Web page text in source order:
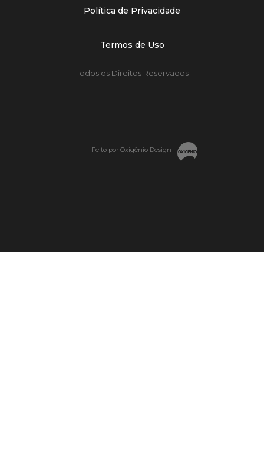
Política de Privacidade
Termos de Uso
Todos os Direitos Reservados
Feito por Oxigênio Design